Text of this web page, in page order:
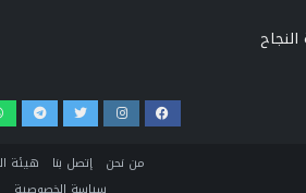
من نحن إتصل بنا
هيئة